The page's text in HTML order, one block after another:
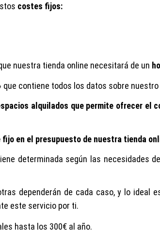
costes fijos:
nuestra tienda online necesitará de un
que contiene todos los datos sobre
alquilados que permite ofrecer el
en el presupuesto de nuestra tienda
determinada según las necesidades
dependerán de cada caso, y lo ideal
este servicio por ti.
hasta los 300€ al año.